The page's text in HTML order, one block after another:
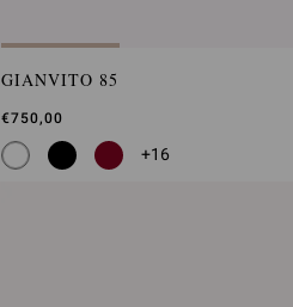
GIANVITO 85
€750,00
+16